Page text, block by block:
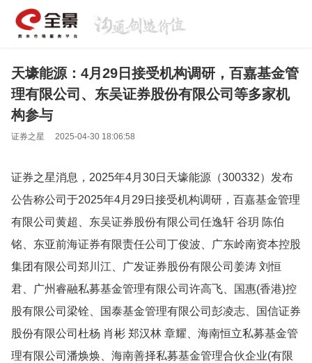
天壕能源：4月29日接受机构调研，百嘉基金管
理有限公司、东吴证券股份有限公司等多家机
构参与
证券之星 2025-04-30 18:06:58
证券之星消息，2025年4月30日天壕能源（300332）发布
公告称公司于2025年4月29日接受机构调研，百嘉基金管理
有限公司黄超、东吴证券股份有限公司任逸轩 谷玥 陈伯
铭、东亚前海证券有限责任公司丁俊波、广东岭南资本控股
集团有限公司郑川江、广发证券股份有限公司姜涛 刘恒
君、广州睿融私募基金管理有限公司许高飞、国惠(香港)控
股有限公司梁铨、国泰基金管理有限公司彭凌志、国信证券
股份有限公司杜杨 肖彬 郑汉林 章耀、海南恒立私募基金管
理有限公司潘焕焕、海南善择私募基金管理合伙企业(有限